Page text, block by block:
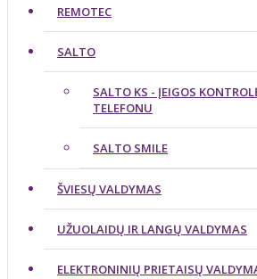
REMOTEC
SALTO
SALTO KS - ĮEIGOS
TELEFONU
SALTO SMILE
ŠVIESŲ VALDYMAS
UŽUOLAIDŲ IR LANGŲ VALDYMAS
ELEKTRONINIŲ PRIETAISŲ